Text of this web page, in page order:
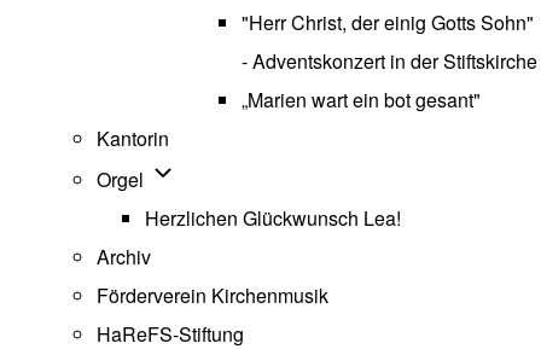
"Herr Christ, der einig Gotts Sohn"
- Adventskonzert in der Stiftskirche
„Marien wart ein bot gesant"
Kantorin
Orgel Unternavigation von Orgel
Herzlichen Glückwunsch Lea!
Archiv
Förderverein Kirchenmusik
HaReFS-Stiftung